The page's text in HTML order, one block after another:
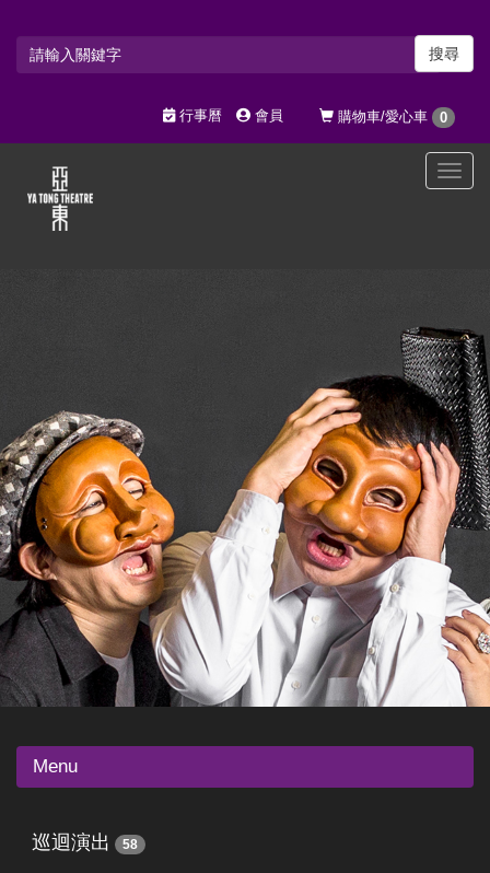
搜尋
購物車/愛心車 0
行事曆 會員
選
Menu
巡迴演出 58